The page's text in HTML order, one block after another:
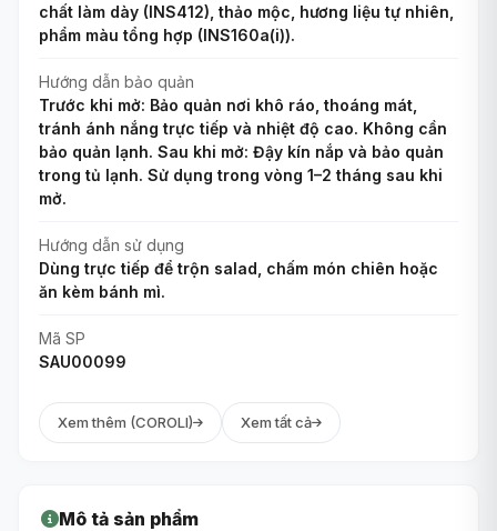
chất làm dày (INS412), thảo mộc, hương liệu tự nhiên,
phẩm màu tổng hợp (INS160a(i)).
Hướng dẫn bảo quản
Trước khi mở: Bảo quản nơi khô ráo, thoáng mát,
tránh ánh nắng trực tiếp và nhiệt độ cao. Không cần
bảo quản lạnh. Sau khi mở: Đậy kín nắp và bảo quản
trong tủ lạnh. Sử dụng trong vòng 1–2 tháng sau khi
mở.
Hướng dẫn sử dụng
Dùng trực tiếp để trộn salad, chấm món chiên hoặc
ăn kèm bánh mì.
Mã SP
SAU00099
Xem thêm (COROLI) Xem tất cả
Mô tả sản phẩm